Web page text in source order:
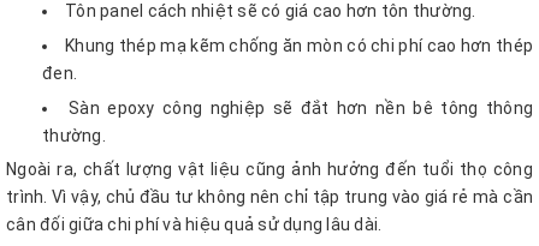
Tôn panel cách nhiệt sẽ có giá cao hơn tôn thường.
Khung thép mạ kẽm chống ăn mòn có chi phí cao hơn thép
đen.
Sàn epoxy công nghiệp sẽ đắt hơn nền bê tông thông
thường.
Ngoài ra, chất lượng vật liệu cũng ảnh hưởng đến tuổi thọ công
trình. Vì vậy, chủ đầu tư không nên chỉ tập trung vào giá rẻ mà cần
cân đối giữa chi phí và hiệu quả sử dụng lâu dài.